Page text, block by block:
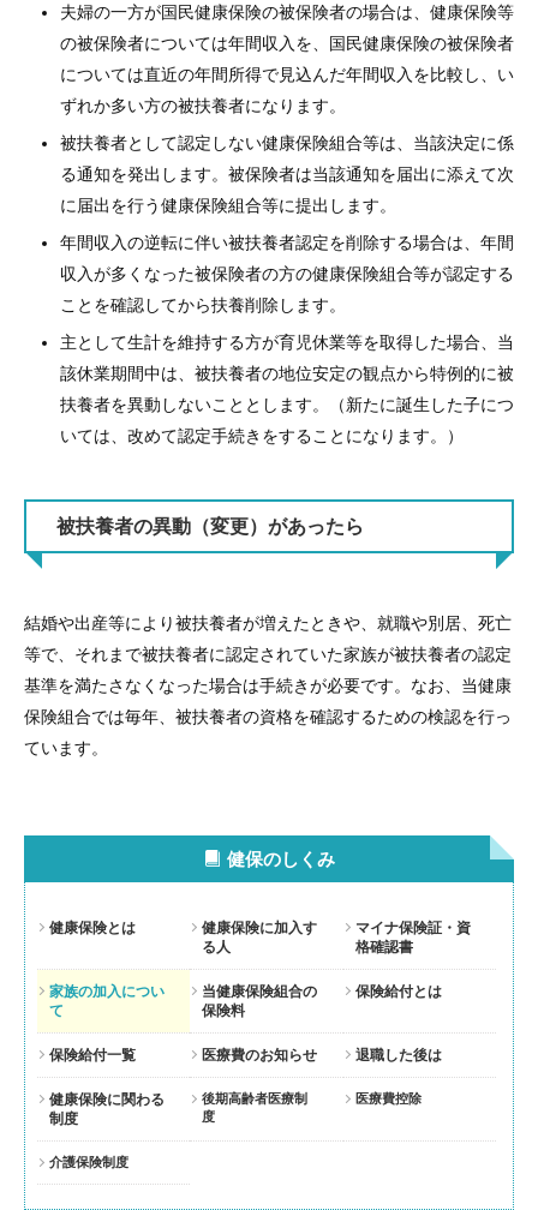
夫婦の一方が国民健康保険の被保険者の場合は、健康保険等
の被保険者については年間収入を、国民健康保険の被保険者
については直近の年間所得で見込んだ年間収入を比較し、い
ずれか多い方の被扶養者になります。
被扶養者として認定しない健康保険組合等は、当該決定に係
る通知を発出します。被保険者は当該通知を届出に添えて次
に届出を行う健康保険組合等に提出します。
年間収入の逆転に伴い被扶養者認定を削除する場合は、年間
収入が多くなった被保険者の方の健康保険組合等が認定する
ことを確認してから扶養削除します。
主として生計を維持する方が育児休業等を取得した場合、当
該休業期間中は、被扶養者の地位安定の観点から特例的に被
扶養者を異動しないこととします。（新たに誕生した子につ
いては、改めて認定手続きをすることになります。）
被扶養者の異動（変更）があったら
結婚や出産等により被扶養者が増えたときや、就職や別居、死亡
等で、それまで被扶養者に認定されていた家族が被扶養者の認定
基準を満たさなくなった場合は手続きが必要です。なお、当健康
保険組合では毎年、被扶養者の資格を確認するための検認を行っ
ています。
健保のしくみ
健康保険とは
健康保険に加入す
る人
マイナ保険証・資
格確認書
家族の加入につい
て
当健康保険組合の
保険料
保険給付とは
保険給付一覧 医療費のお知らせ 退職した後は
健康保険に関わる
制度
後期高齢者医療制
度
医療費控除
介護保険制度